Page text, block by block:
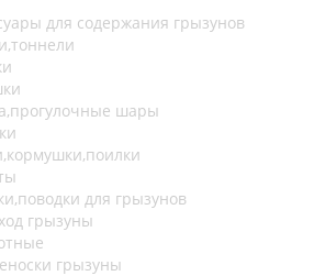
для содержания грызунов
шары
для грызунов
грызуны
грызуны